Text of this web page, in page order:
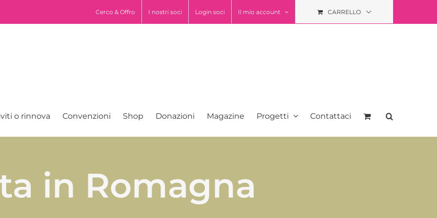
Cerco & Offro I nostri soci Login soci Il mio account CARRELLO
o rinnova Convenzioni Shop Donazioni Magazine Progetti Contattaci
in Romagna